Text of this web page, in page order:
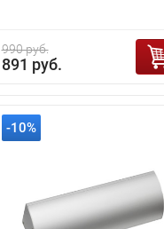
990 руб.
891 руб.
-10%